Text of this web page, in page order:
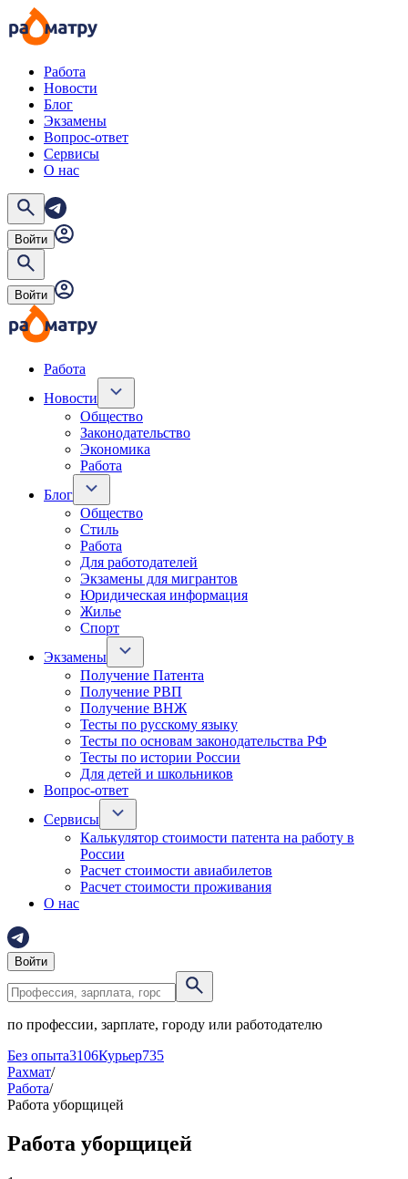
Работа
Новости
Блог
Экзамены
Вопрос-ответ
Сервисы
О нас
Войти
Войти
Работа
Новости
Общество
Законодательство
Экономика
Работа
Блог
Общество
Стиль
Работа
Для работодателей
Экзамены для мигрантов
Юридическая информация
Жилье
Спорт
Экзамены
Получение Патента
Получение РВП
Получение ВНЖ
Тесты по русскому языку
Тесты по основам законодательства РФ
Тесты по истории России
Для детей и школьников
Вопрос-ответ
Сервисы
Калькулятор стоимости патента на работу в
России
Расчет стоимости авиабилетов
Расчет стоимости проживания
О нас
Войти
по профессии, зарплате, городу или работодателю
Без опыта3106Курьер735
Рахмат/
Работа/
Работа уборщицей
Работа уборщицей